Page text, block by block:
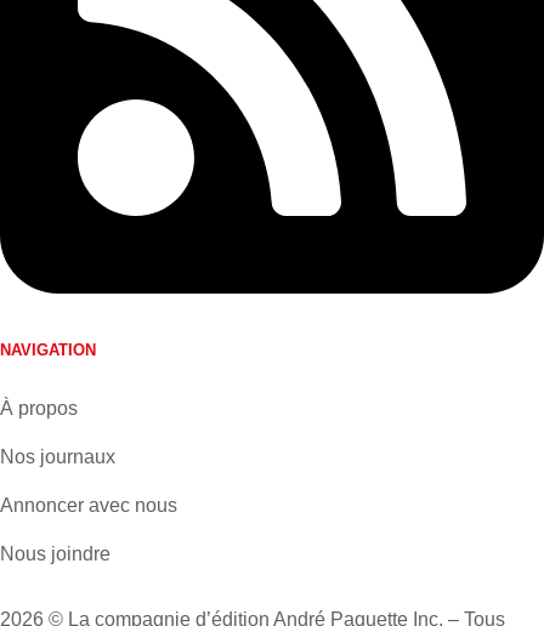
NAVIGATION
À propos
Nos journaux
Annoncer avec nous
Nous joindre
2026 © La compagnie d’édition André Paquette Inc. – Tous